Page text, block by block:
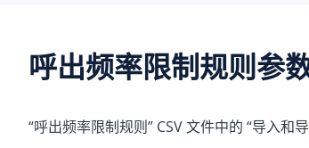
呼出频率限制规则参
“呼出频率限制规则” CSV 文件中的 “导入和导